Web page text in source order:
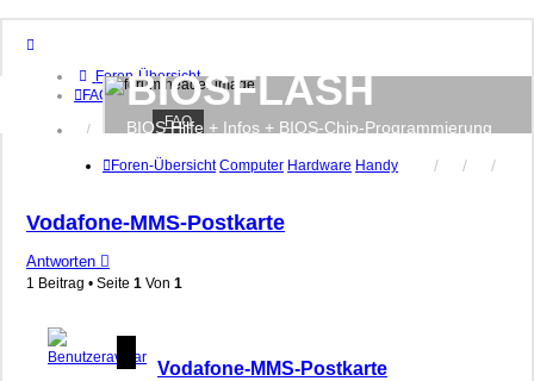
Foren-Übersicht
FAQ
Anmelden
BIOSFLASH
BIOS Hilfe + Infos + BIOS-Chip-Programmierung
FAQ
Foren-Übersicht Computer Hardware Handy
Vodafone-MMS-Postkarte
Antworten
1 Beitrag • Seite 1 Von 1
Vodafone-MMS-Postkarte